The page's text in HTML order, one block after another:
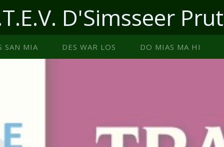
D'Simsseer
SAN MIA DES WAR LOS DO MIAS MA HI